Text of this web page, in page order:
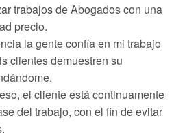
trabajos de Abogados con una
precio.
la gente confía en mi trabajo
clientes demuestren su
el cliente está continuamente
del trabajo, con el fin de evitar